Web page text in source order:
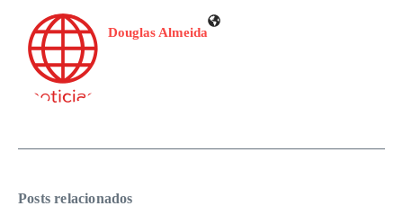
Douglas Almeida
Posts relacionados